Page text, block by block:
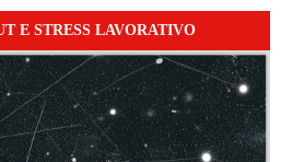
E STRESS LAVORATIVO